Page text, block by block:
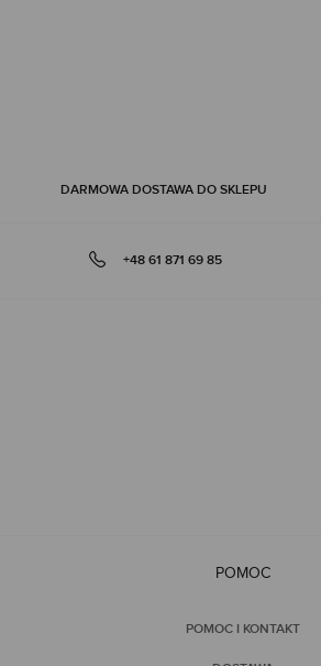
DARMOWA DOSTAWA DO SKLEPU
+48 61 871 69 85
POMOC
POMOC I KONTAKT